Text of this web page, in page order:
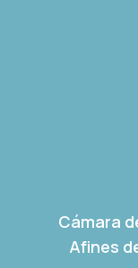
Cámara
Afines